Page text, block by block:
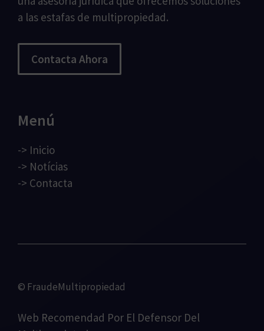
a las estafas de multipropiedad.
Contacta Ahora
Menú
-> Inicio
-> Notícias
-> Contacta
© FraudeMultipropiedad
Web Recomendad Por El Defensor Del